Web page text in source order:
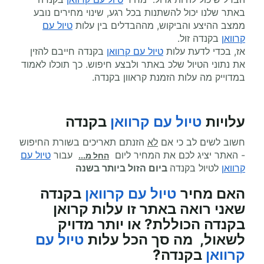
באתר שלנו יכול להשתנות בכל רגע, שינוי מחירים נובע
ממצב ההיצע והביקוש, מההבדלים בין עלות טיול עם
קרוואן בקנדה זול.
אז, בכדי לדעת עלות טיול עם קרוואן בקנדה חייבם להזין
את נתוני הטיול שלכ באתר ולבצע חיפוש. כך תוכלו לאמוד
במדוייק מה עלות הזמנת קראוון בקנדה.
עלויות טיול עם קרוואן בקנדה
חשוב לשים לב כי אם לא הזנתם תאריכים בשורת החיפוש
- האתר יציג לכם את המחיר ליום החל מ... עבור טיול עם
קרוואן לטיול בקנדה ביום הזול ביותר בשנה
האם מחיר טיול עם קרוואן בקנדה
שאני רואה באתר זו עלות קרואן
בקנדה הכוללת? או יותר מדויק
לשאול, מה סך הכל עלות טיול עם
קרוואן בקנדה?